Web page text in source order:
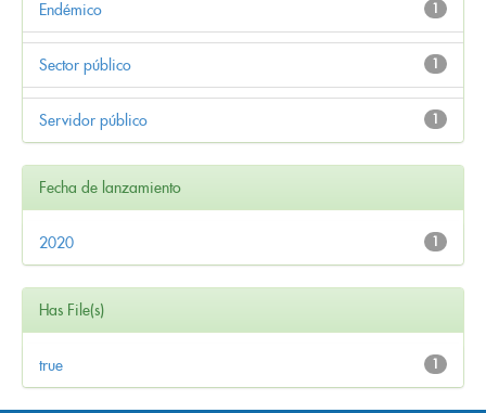
1
Endémico
1
Sector público
1
Servidor público
Fecha de lanzamiento
1
2020
Has File(s)
1
true